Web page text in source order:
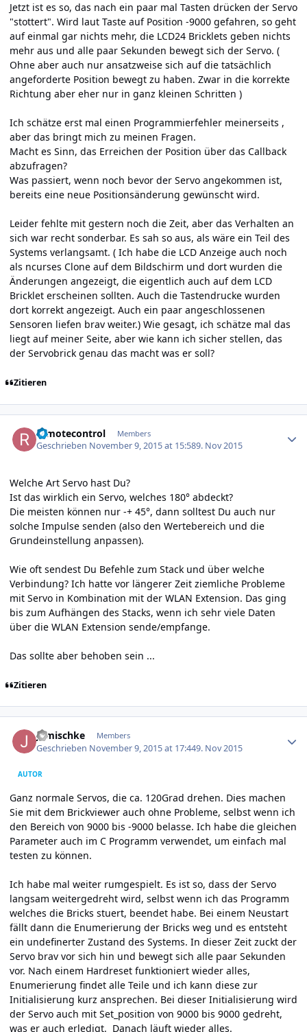
Jetzt ist es so, das nach ein paar mal Tasten drücken der Servo
"stottert". Wird laut Taste auf Position -9000 gefahren, so geht
auf einmal gar nichts mehr, die LCD24 Bricklets geben nichts
mehr aus und alle paar Sekunden bewegt sich der Servo. (
Ohne aber auch nur ansatzweise sich auf die tatsächlich
angeforderte Position bewegt zu haben. Zwar in die korrekte
Richtung aber eher nur in ganz kleinen Schritten )
Ich schätze erst mal einen Programmierfehler meinerseits ,
aber das bringt mich zu meinen Fragen.
Macht es Sinn, das Erreichen der Position über das Callback
abzufragen?
Was passiert, wenn noch bevor der Servo angekommen ist,
bereits eine neue Positionsänderung gewünscht wird.
Leider fehlte mit gestern noch die Zeit, aber das Verhalten an
sich war recht sonderbar. Es sah so aus, als wäre ein Teil des
Systems verlangsamt. ( Ich habe die LCD Anzeige auch noch
als ncurses Clone auf dem Bildschirm und dort wurden die
Änderungen angezeigt, die eigentlich auch auf dem LCD
Bricklet erscheinen sollten. Auch die Tastendrucke wurden
dort korrekt angezeigt. Auch ein paar angeschlossenen
Sensoren liefen brav weiter.) Wie gesagt, ich schätze mal das
liegt auf meiner Seite, aber wie kann ich sicher stellen, das
der Servobrick genau das macht was er soll?
Zitieren
remotecontrol Members
Geschrieben November 9, 2015 at 15:589. Nov 2015
Welche Art Servo hast Du?
Ist das wirklich ein Servo, welches 180° abdeckt?
Die meisten können nur -+ 45°, dann solltest Du auch nur
solche Impulse senden (also den Wertebereich und die
Grundeinstellung anpassen).
Wie oft sendest Du Befehle zum Stack und über welche
Verbindung? Ich hatte vor längerer Zeit ziemliche Probleme
mit Servo in Kombination mit der WLAN Extension. Das ging
bis zum Aufhängen des Stacks, wenn ich sehr viele Daten
über die WLAN Extension sende/empfange.
Das sollte aber behoben sein ...
Zitieren
jgmischke Members
Geschrieben November 9, 2015 at 17:449. Nov 2015
AUTOR
Ganz normale Servos, die ca. 120Grad drehen. Dies machen
Sie mit dem Brickviewer auch ohne Probleme, selbst wenn ich
den Bereich von 9000 bis -9000 belasse. Ich habe die gleichen
Parameter auch im C Programm verwendet, um einfach mal
testen zu können.
Ich habe mal weiter rumgespielt. Es ist so, dass der Servo
langsam weitergedreht wird, selbst wenn ich das Programm
welches die Bricks stuert, beendet habe. Bei einem Neustart
fällt dann die Enumerierung der Bricks weg und es entsteht
ein undefinerter Zustand des Systems. In dieser Zeit zuckt der
Servo brav vor sich hin und bewegt sich alle paar Sekunden
vor. Nach einem Hardreset funktioniert wieder alles,
Enumerierung findet alle Teile und ich kann diese zur
Initialisierung kurz ansprechen. Bei dieser Initialisierung wird
der Servo auch mit Set_position von 9000 bis 9000 gedreht,
was er auch erledigt. Danach läuft wieder alles.